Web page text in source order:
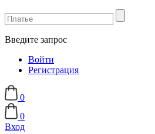
Введите запрос
Войти
Регистрация
0
0
Вход